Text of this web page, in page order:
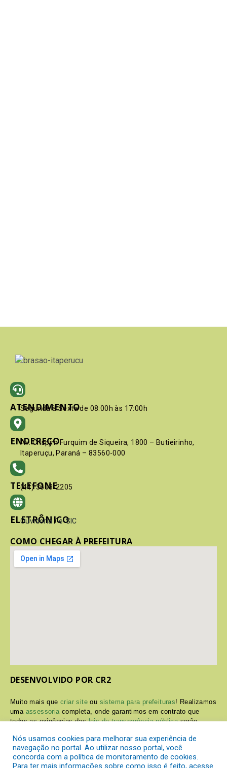
ATENDIMENTO
Segunda à Sexta de 08:00h às 17:00h
ENDEREÇO
Av. Crispim Furquim de Siqueira, 1800 – Butieirinho,
Itaperuçu, Paraná – 83560-000
TELEFONE
(41) 3603-2205
ELETRÔNICO
Ouvidoria / e-SIC
COMO CHEGAR À PREFEITURA
DESENVOLVIDO POR CR2
Muito mais quecriar site ou sistema para prefeituras! Realizamos
uma assessoria completa, onde garantimos em contrato que
todas as exigências dasleis de transparência públicaserão
Conheça oPNTPe oRadar da Transparência Pública
Nós usamos cookies para melhorar sua experiência de
navegação no portal. Ao utilizar nosso portal, você
concorda com a política de monitoramento de cookies.
Para ter mais informações sobre como isso é feito, acesse